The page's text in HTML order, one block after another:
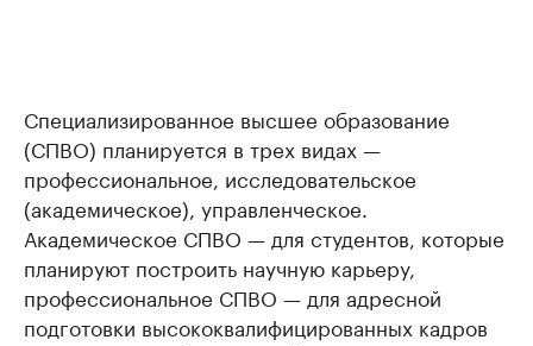
Специализированное высшее образование
(СПВО) планируется в трех видах —
профессиональное, исследовательское
(академическое), управленческое.
Академическое СПВО — для студентов, которые
планируют построить научную карьеру,
профессиональное СПВО — для адресной
подготовки высококвалифицированных кадров